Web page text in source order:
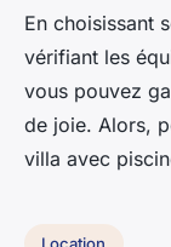
En choisissant
vérifiant les
vous pouvez
de joie. Alors,
villa avec